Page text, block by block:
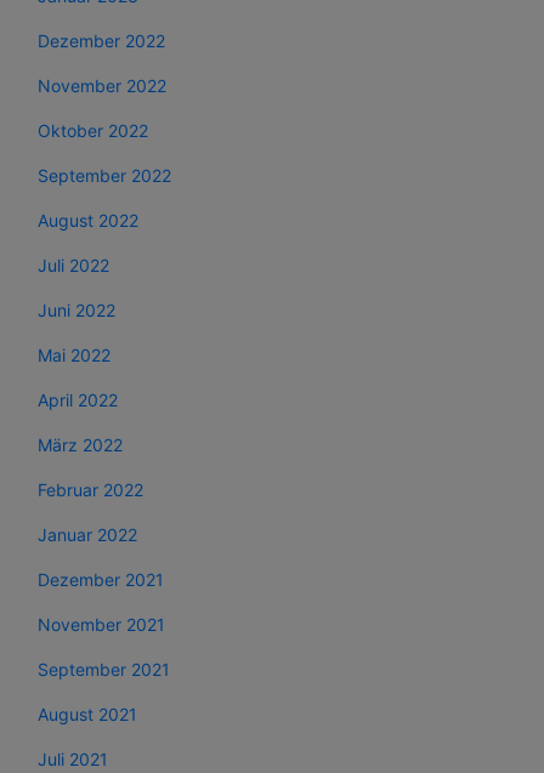
Dezember 2022
November 2022
Oktober 2022
September 2022
August 2022
Juli 2022
Juni 2022
Mai 2022
April 2022
März 2022
Februar 2022
Januar 2022
Dezember 2021
November 2021
September 2021
August 2021
Juli 2021